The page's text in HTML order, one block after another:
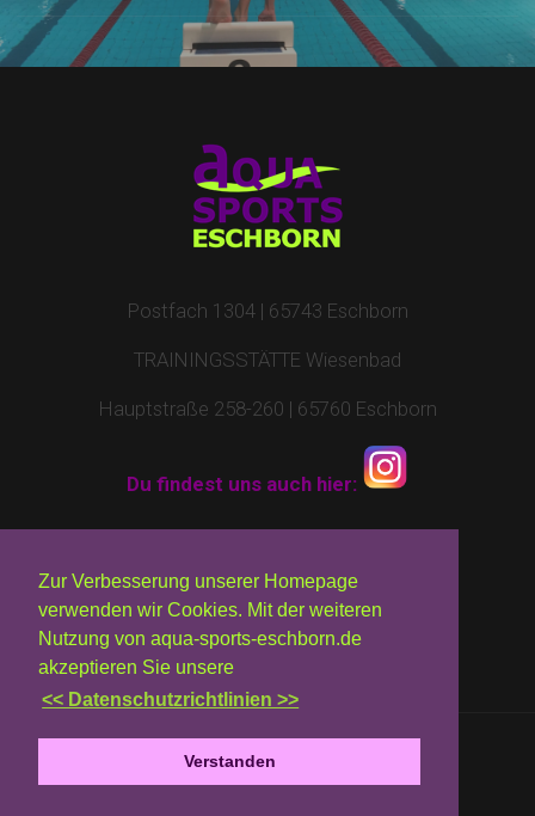
Zur Verbesserung unserer Homepage
verwenden wir Cookies. Mit der weiteren
Nutzung von aqua-sports-eschborn.de
akzeptieren Sie unsere
<< Datenschutzrichtlinien >>
Verstanden
Postfach 1304 | 65743 Eschborn
TRAININGSSTÄTTE Wiesenbad
Hauptstraße 258-260 | 65760 Eschborn
Du findest uns auch hier:
© 2010 - 2026 by Aqua Sports Eschborn